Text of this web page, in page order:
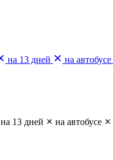
на 13 дней на автобусе
на 13 дней на автобусе